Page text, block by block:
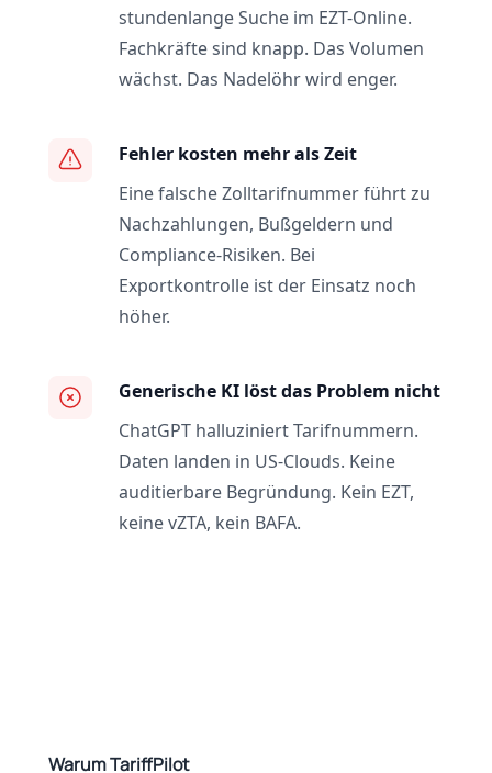
stundenlange Suche im EZT-Online.
Fachkräfte sind knapp. Das Volumen
wächst. Das Nadelöhr wird enger.
Fehler kosten mehr als Zeit
Eine falsche Zolltarifnummer führt zu
Nachzahlungen, Bußgeldern und
Compliance-Risiken. Bei
Exportkontrolle ist der Einsatz noch
höher.
Generische KI löst das Problem nicht
ChatGPT halluziniert Tarifnummern.
Daten landen in US-Clouds. Keine
auditierbare Begründung. Kein EZT,
keine vZTA, kein BAFA.
Warum TariffPilot